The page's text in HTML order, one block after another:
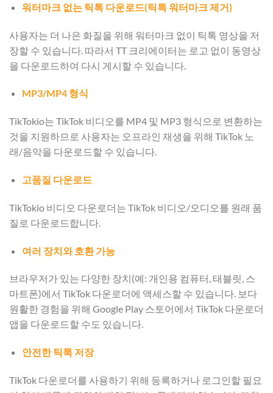
워터마크 없는 틱톡 다운로드(틱톡 워터마크 제거)
사용자는 더 나은 화질을 위해 워터마크 없이 틱톡 영상을 저
장할 수 있습니다. 따라서 TT 크리에이터는 로고 없이 동영상
을 다운로드하여 다시 게시할 수 있습니다.
MP3/MP4 형식
TikTokio는 TikTok 비디오를 MP4 및 MP3 형식으로 변환하는
것을 지원하므로 사용자는 오프라인 재생을 위해 TikTok 노
래/음악을 다운로드할 수 있습니다.
고품질 다운로드
TikTokio 비디오 다운로더는 TikTok 비디오/오디오를 원래 품
질로 다운로드합니다.
여러 장치와 호환 가능
브라우저가 있는 다양한 장치(예: 개인용 컴퓨터, 태블릿, 스
마트폰)에서 TikTok 다운로더에 액세스할 수 있습니다. 보다
원활한 경험을 위해 Google Play 스토어에서 TikTok 다운로더
앱을 다운로드할 수도 있습니다.
안전한 틱톡 저장
TikTok 다운로더를 사용하기 위해 등록하거나 로그인할 필요